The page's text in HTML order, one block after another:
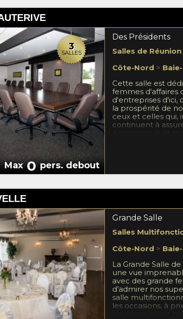
3
SALLES
Max0pers. debout
Des Présidents
Salles de
Côte-Nord >
Cette salle est
femmes d'affaires
d'entreprises d'ici,
la prospérité de
ceux et celles qui,
continuent à
économique et
Grande Salle
Salles
Côte-Nord >
La Grande Salle
une vue
avec des grande
d’admirer nos
salle
les occasions, à
Un écran géant